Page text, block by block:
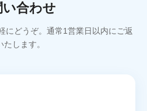
い合わせ
にどうぞ。通常1営業日以内にご返
たします。